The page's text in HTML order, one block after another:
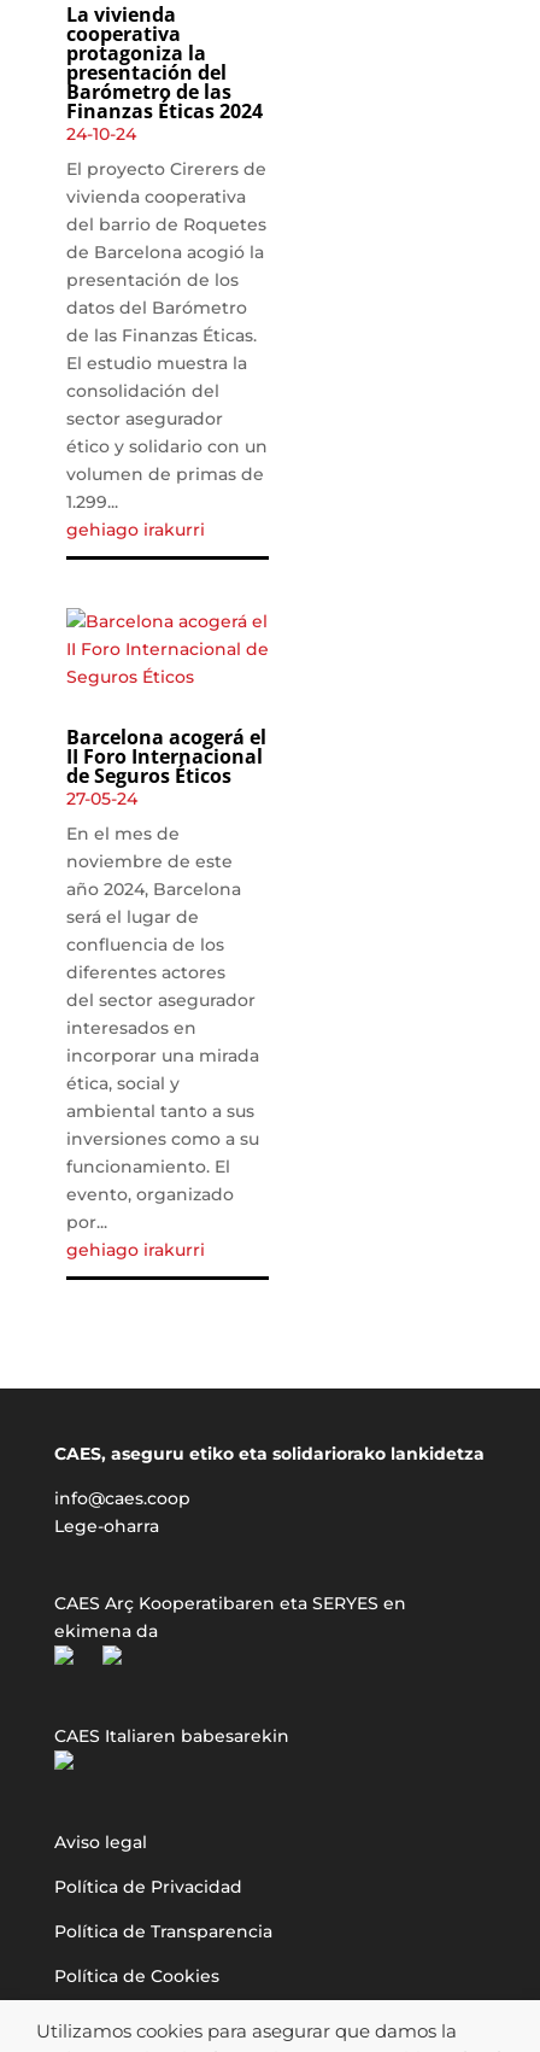
La vivienda
cooperativa
protagoniza la
presentación del
Barómetro de las
Finanzas Éticas 2024
24-10-24
El proyecto Cirerers de
vivienda cooperativa
del barrio de Roquetes
de Barcelona acogió la
presentación de los
datos del Barómetro
de las Finanzas Éticas.
El estudio muestra la
consolidación del
sector asegurador
ético y solidario con un
volumen de primas de
1.299...
gehiago irakurri
Barcelona acogerá el
II Foro Internacional
de Seguros Éticos
27-05-24
En el mes de
noviembre de este
año 2024, Barcelona
será el lugar de
confluencia de los
diferentes actores
del sector asegurador
interesados en
incorporar una mirada
ética, social y
ambiental tanto a sus
inversiones como a su
funcionamiento. El
evento, organizado
por...
gehiago irakurri
CAES, aseguru etiko eta solidariorako lankidetza
info@caes.coop
Lege-oharra
CAES Arç Kooperatibaren eta SERYES en
ekimena da
CAES Italiaren babesarekin
Aviso legal
Política de Privacidad
Política de Transparencia
Política de Cookies
Utilizamos cookies para asegurar que damos la